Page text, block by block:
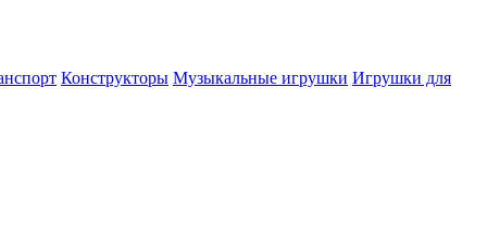
Конструкторы Музыкальные игрушки Игрушки для